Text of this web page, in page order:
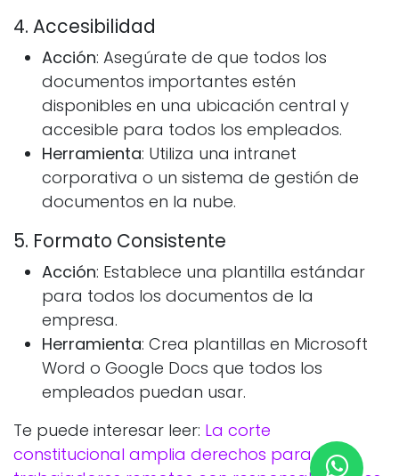
4. Accesibilidad
Acción: Asegúrate de que todos los
documentos importantes estén
disponibles en una ubicación central y
accesible para todos los empleados.
Herramienta: Utiliza una intranet
corporativa o un sistema de gestión de
documentos en la nube.
5. Formato Consistente
Acción: Establece una plantilla estándar
para todos los documentos de la
empresa.
Herramienta: Crea plantillas en Microsoft
Word o Google Docs que todos los
empleados puedan usar.
Te puede interesar leer: La corte
constitucional amplia derechos para